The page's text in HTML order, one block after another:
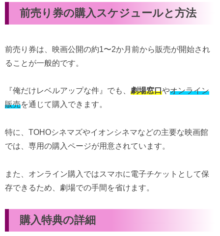
前売り券の購入スケジュールと方法
前売り券は、映画公開の約1〜2か月前から販売が開始され
ることが一般的です。
『俺だけレベルアップな件』でも、 劇場窓口やオンライン
販売を通じて購入できます。
特に、TOHOシネマズやイオンシネマなどの主要な映画館
では、専用の購入ページが用意されています。
また、オンライン購入ではスマホに電子チケットとして保
存できるため、劇場での手間を省けます。
購入特典の詳細